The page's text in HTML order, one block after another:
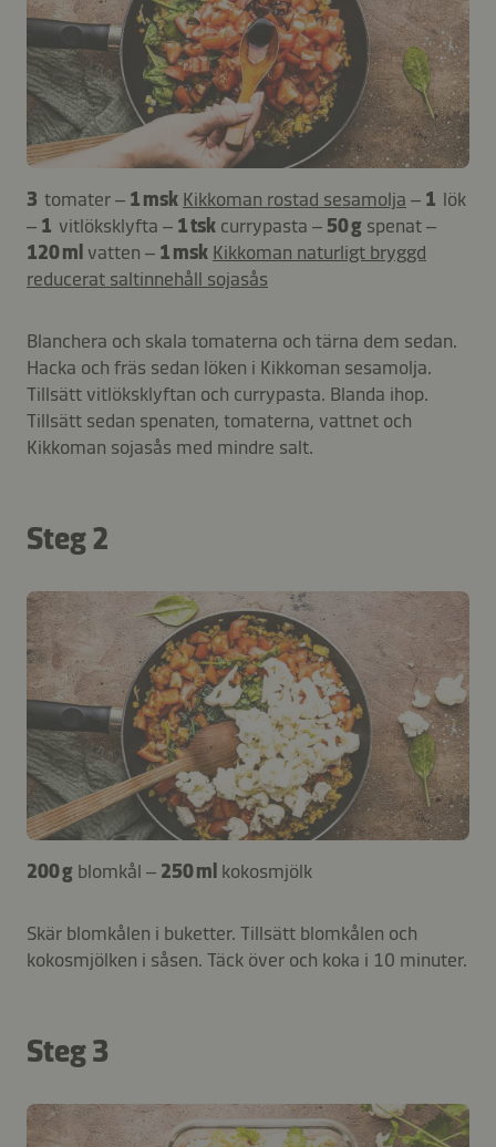
3 tomater – 1 msk Kikkoman rostad sesamolja – 1 lök
– 1 vitlöksklyfta – 1 tsk currypasta – 50 g spenat –
120 ml vatten – 1 msk Kikkoman naturligt bryggd
reducerat saltinnehåll sojasås
Blanchera och skala tomaterna och tärna dem sedan.
Hacka och fräs sedan löken i Kikkoman sesamolja.
Tillsätt vitlöksklyftan och currypasta. Blanda ihop.
Tillsätt sedan spenaten, tomaterna, vattnet och
Kikkoman sojasås med mindre salt.
Steg 2
200 g blomkål – 250 ml kokosmjölk
Skär blomkålen i buketter. Tillsätt blomkålen och
kokosmjölken i såsen. Täck över och koka i 10 minuter.
Steg 3